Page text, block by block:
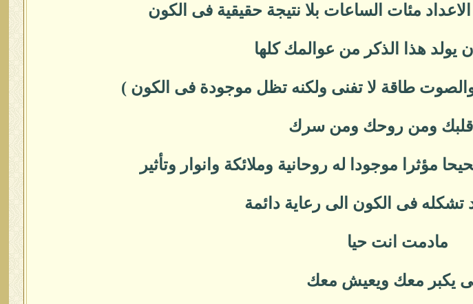
مئات الساعات بلا نتيجة حقيقية فى الكون
يولد هذا الذكر من عوالمك كلها
طاقة لا تفنى ولكنه تظل موجودة فى الكون )
ومن روحك ومن سرك
مؤثرا موجودا له روحانية وملائكة وانوار وتأثير
تشكله فى الكون الى رعاية دائمة
مادمت انت حيا
يكبر معك ويعيش معك